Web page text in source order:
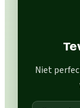
Niet